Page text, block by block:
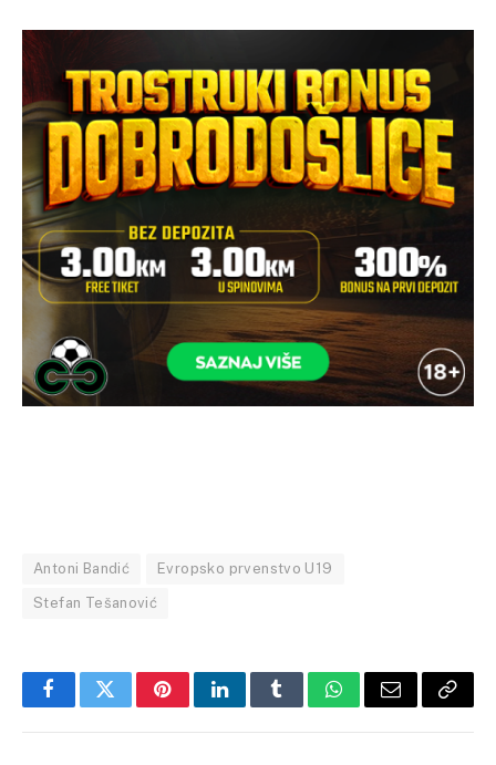
Antoni Bandić Evropsko prvenstvo U19
Stefan Tešanović
FacebookTwitterPinterestLinkedInTumblrWhatsApp
Email Copy